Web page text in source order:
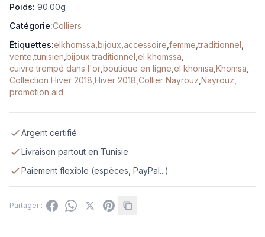
Poids: 90.00g
Catégorie:Colliers
Étiquettes:elkhomssa bijoux accessoire femme ,traditionnel
vente ,tunisien bijoux traditionnel el khomssa
cuivre trempé dans l'or boutique en ligne el khomsa Khomsa
Collection Hiver 2018 Hiver 2018 Collier Nayrouz Nayrouz
promotion aid
Argent certifié
Livraison partout en Tunisie
Paiement flexible (espèces, PayPal...)
Partager :